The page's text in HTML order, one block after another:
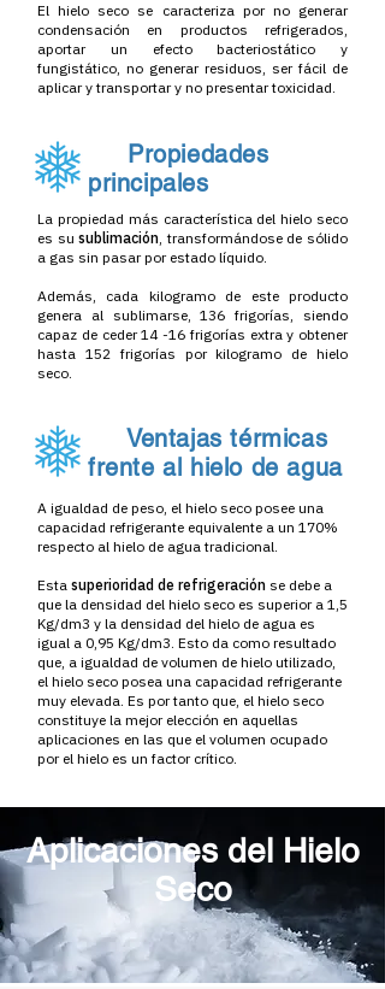
El hielo seco se caracteriza por no generar
condensación en productos refrigerados,
aportar un efecto bacteriostático y
fungistático, no generar residuos, ser fácil de
aplicar y transportar y no presentar toxicidad.
Propiedades
principales
La propiedad más característica del hielo seco
es susublimación, transformándose de sólido
a gas sin pasar por estado líquido.
Además, cada kilogramo de este producto
genera al sublimarse, 136 frigorías, siendo
capaz de ceder 14 -16 frigorías extra y obtener
hasta 152 frigorías por kilogramo de hielo
seco.
Ventajas térmicas
frente al hielo de agua
A igualdad de peso, el hielo seco posee una
capacidad refrigerante equivalente a un 170%
respecto al hielo de agua tradicional.
Esta superioridad de refrigeración se debe a
que la densidad del hielo seco es superior a 1,5
Kg/dm3 y la densidad del hielo de agua es
igual a 0,95 Kg/dm3. Esto da como resultado
que, a igualdad de volumen de hielo utilizado,
el hielo seco posea una capacidad refrigerante
muy elevada. Es por tanto que, el hielo seco
constituye la mejor elección en aquellas
aplicaciones en las que el volumen ocupado
por el hielo es un factor crítico.
Aplicaciones del Hielo
Seco